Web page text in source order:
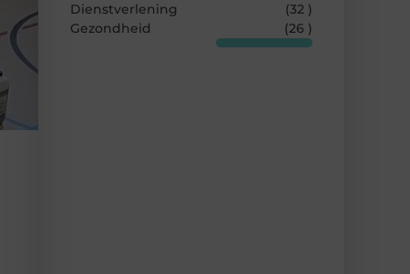
Dienstverlening
(32 )
Gezondheid
(26 )